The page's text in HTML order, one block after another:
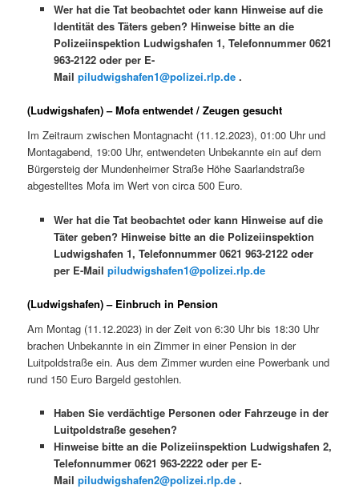
Wer hat die Tat beobachtet oder kann Hinweise auf die
Identität des Täters geben? Hinweise bitte an die
Polizeiinspektion Ludwigshafen 1, Telefonnummer 0621
963-2122 oder per E-
Mail piludwigshafen1@polizei.rlp.de.
(Ludwigshafen) – Mofa entwendet / Zeugen gesucht
Im Zeitraum zwischen Montagnacht (11.12.2023), 01:00 Uhr und
Montagabend, 19:00 Uhr, entwendeten Unbekannte ein auf dem
Bürgersteig der Mundenheimer Straße Höhe Saarlandstraße
abgestelltes Mofa im Wert von circa 500 Euro.
Wer hat die Tat beobachtet oder kann Hinweise auf die
Täter geben? Hinweise bitte an die Polizeiinspektion
Ludwigshafen 1, Telefonnummer 0621 963-2122 oder
per E-Mail piludwigshafen1@polizei.rlp.de
(Ludwigshafen) – Einbruch in Pension
Am Montag (11.12.2023) in der Zeit von 6:30 Uhr bis 18:30 Uhr
brachen Unbekannte in ein Zimmer in einer Pension in der
Luitpoldstraße ein. Aus dem Zimmer wurden eine Powerbank und
rund 150 Euro Bargeld gestohlen.
Haben Sie verdächtige Personen oder Fahrzeuge in der
Luitpoldstraße gesehen?
Hinweise bitte an die Polizeiinspektion Ludwigshafen 2,
Telefonnummer 0621 963-2222 oder per E-
Mail piludwigshafen2@polizei.rlp.de.